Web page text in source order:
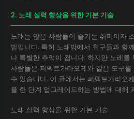
2. 노래 실력 향상을 위한 기본 기술
노래는 많은 사람들이 즐기는 취미이자
법입니다. 특히 노래방에서 친구들과 함
나 특별한 추억이 됩니다. 하지만 노래를
사람들은 퍼펙트가라오케와 같은 도구
수 있습니다. 이 글에서는 퍼펙트가라오
을 한 단계 업그레이드하는 방법에 대해
노래 실력 향상을 위한 기본 기술